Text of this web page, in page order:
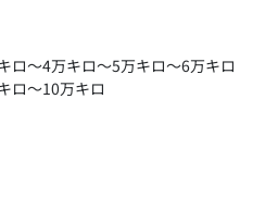
ロ～4万キロ～5万キロ～6万キロ
ロ～10万キロ